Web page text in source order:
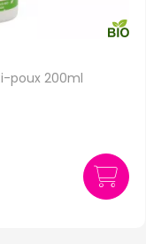
poux 200ml